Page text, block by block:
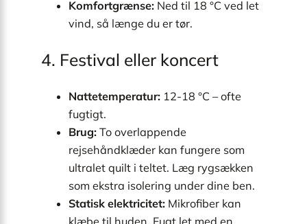
Komfortgrænse: Ned til 18 °C ved let
vind, så længe du er tør.
4. Festival eller koncert
Nattetemperatur: 12-18 °C – ofte
fugtigt.
Brug: To overlappende
rejsehåndklæder kan fungere som
ultralet quilt i teltet. Læg rygsækken
som ekstra isolering under dine ben.
Statisk elektricitet: Mikrofiber kan
klæbe til huden. Fugt let med en